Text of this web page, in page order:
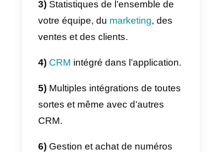
Principales
caractéristiques